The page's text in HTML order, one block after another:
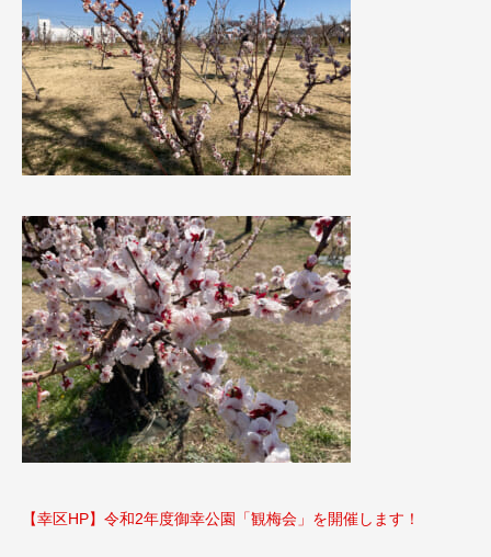
【幸区HP】令和2年度御幸公園「観梅会」を開催します！